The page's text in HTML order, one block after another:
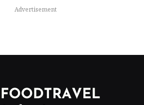
Advertisement